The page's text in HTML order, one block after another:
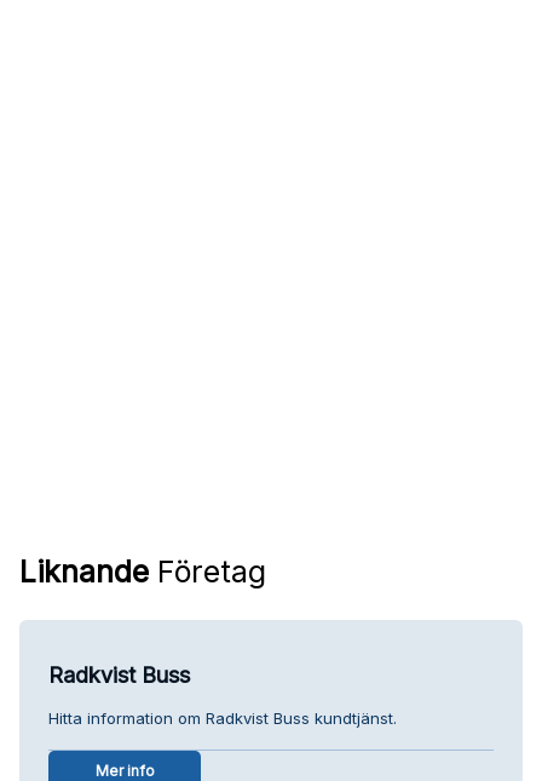
Liknande Företag
Radkvist Buss
Hitta information om Radkvist Buss kundtjänst.
Mer info